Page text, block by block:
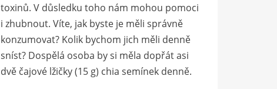
toxinů. V důsledku toho nám mohou pomoci
i zhubnout. Víte, jak byste je měli správně
konzumovat? Kolik bychom jich měli denně
sníst? Dospělá osoba by si měla dopřát asi
dvě čajové lžičky (15 g) chia semínek denně.